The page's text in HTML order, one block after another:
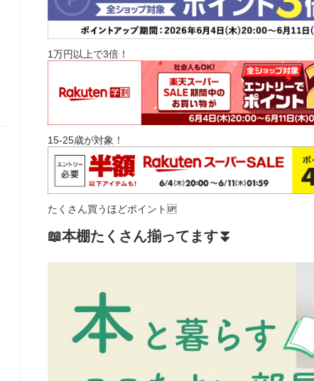
1万円以上で3倍！
15-25歳が対象！
たくさん買うほどポイント🆙
📖本棚たくさん揃ってます⏬️